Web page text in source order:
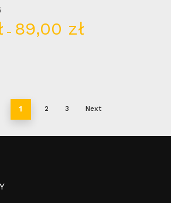
– 89,00 złZakres
1 2 3 Next